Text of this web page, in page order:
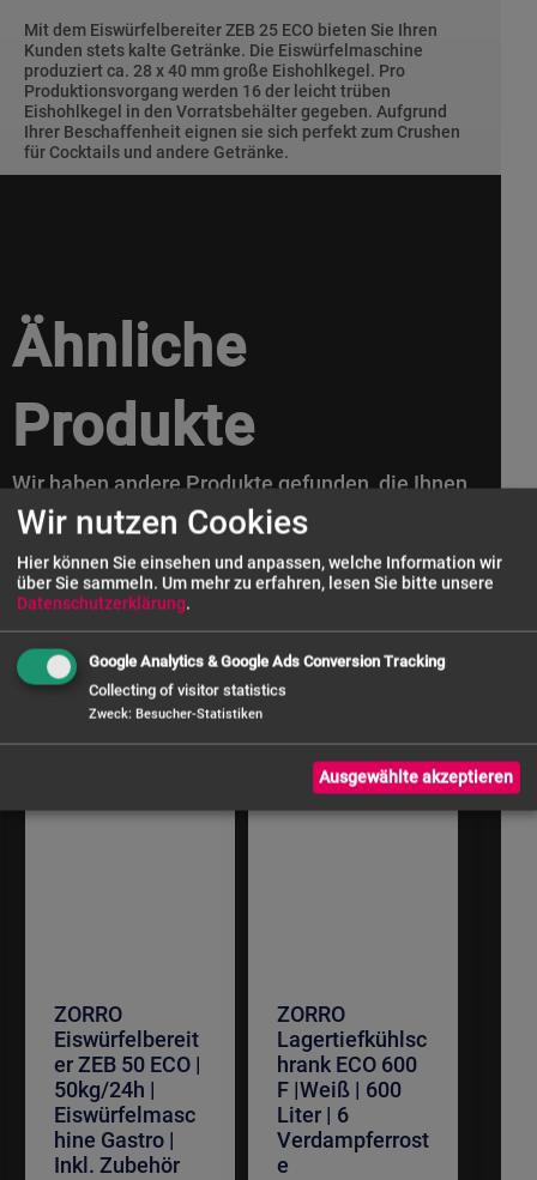
Mit dem Eiswürfelbereiter ZEB 25 ECO bieten Sie Ihren
Kunden stets kalte Getränke. Die Eiswürfelmaschine
produziert ca. 28 x 40 mm große Eishohlkegel. Pro
Produktionsvorgang werden 16 der leicht trüben
Eishohlkegel in den Vorratsbehälter gegeben. Aufgrund
Ihrer Beschaffenheit eignen sie sich perfekt zum Crushen
für Cocktails und andere Getränke.
Ähnliche
Produkte
Wir haben andere Produkte gefunden, die Ihnen
gefallen könnten!
ZORRO
Eiswürfelbereit
er ZEB 50 ECO |
50kg/24h |
Eiswürfelmasc
hine Gastro |
Inkl. Zubehör
ZORRO
Lagertiefkühlsc
hrank ECO 600
F |Weiß | 600
Liter | 6
Verdampferrost
e
Wir nutzen Cookies
Hier können Sie einsehen und anpassen, welche Information wir
über Sie sammeln. Um mehr zu erfahren, lesen Sie bitte unsere
Datenschutzerklärung.
Google Analytics & Google Ads Conversion Tracking
Collecting of visitor statistics
Zweck: Besucher-Statistiken
Ausgewählte akzeptieren